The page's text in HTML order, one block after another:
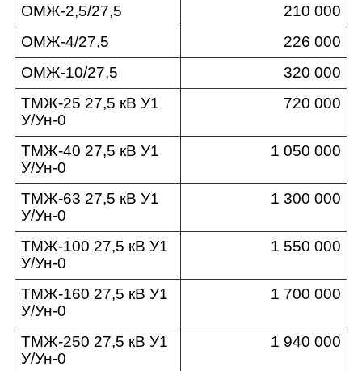
ОМЖ-2,5/27,5
210 000
ОМЖ-4/27,5
226 000
ОМЖ-10/27,5
320 000
ТМЖ-25 27,5 кВ У1
У/Ун-0
720 000
ТМЖ-40 27,5 кВ У1
У/Ун-0
1 050 000
ТМЖ-63 27,5 кВ У1
У/Ун-0
1 300 000
ТМЖ-100 27,5 кВ У1
У/Ун-0
1 550 000
ТМЖ-160 27,5 кВ У1
У/Ун-0
1 700 000
ТМЖ-250 27,5 кВ У1
У/Ун-0
1 940 000